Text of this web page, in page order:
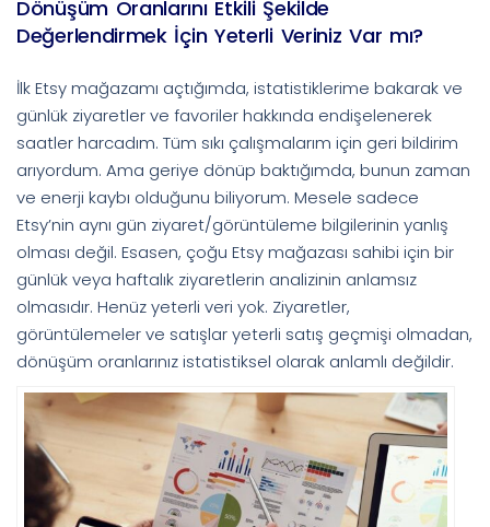
Dönüşüm Oranlarını Etkili Şekilde
Değerlendirmek İçin Yeterli Veriniz Var mı?
İlk Etsy mağazamı açtığımda, istatistiklerime bakarak ve
günlük ziyaretler ve favoriler hakkında endişelenerek
saatler harcadım. Tüm sıkı çalışmalarım için geri bildirim
arıyordum. Ama geriye dönüp baktığımda, bunun zaman
ve enerji kaybı olduğunu biliyorum. Mesele sadece
Etsy’nin aynı gün ziyaret/görüntüleme bilgilerinin yanlış
olması değil. Esasen, çoğu Etsy mağazası sahibi için bir
günlük veya haftalık ziyaretlerin analizinin anlamsız
olmasıdır. Henüz yeterli veri yok. Ziyaretler,
görüntülemeler ve satışlar yeterli satış geçmişi olmadan,
dönüşüm oranlarınız istatistiksel olarak anlamlı değildir.